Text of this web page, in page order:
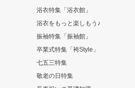
浴衣特集「浴衣館」
浴衣をもっと楽しもう♪
振袖特集「振袖館」
卒業式特集「袴Style」
七五三特集
敬老の日特集